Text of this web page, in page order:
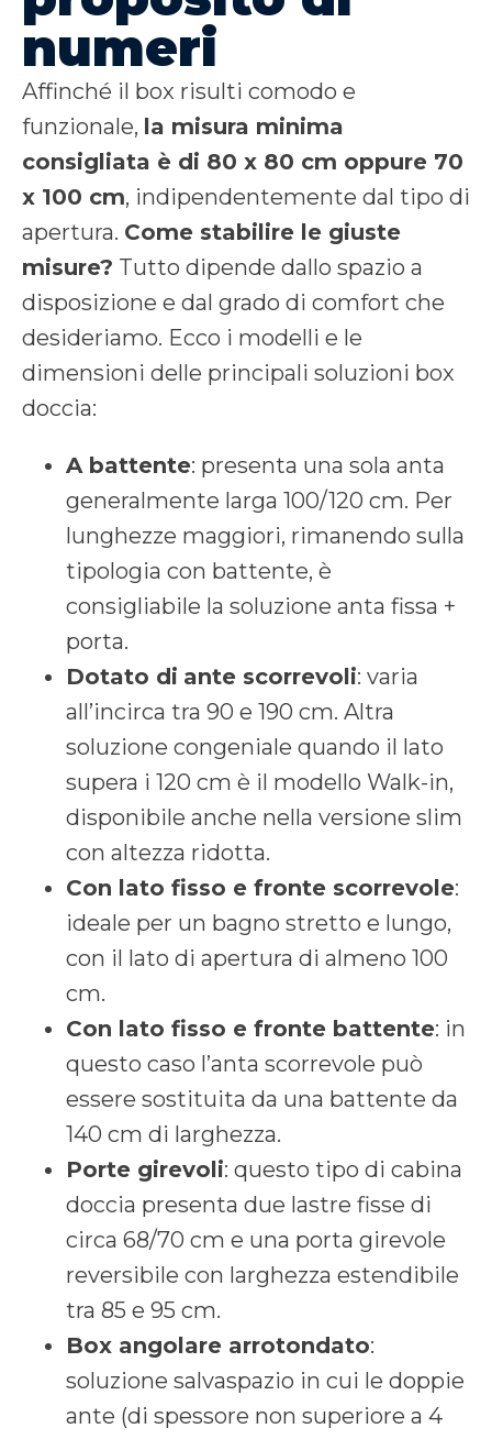
numeri
Affinché il box risulti comodo e
funzionale, la misura minima
consigliata è di 80 x 80 cm oppure 70
x 100 cm, indipendentemente dal tipo di
apertura. Come stabilire le giuste
misure? Tutto dipende dallo spazio a
disposizione e dal grado di comfort che
desideriamo. Ecco i modelli e le
dimensioni delle principali soluzioni box
doccia:
A battente: presenta una sola anta
generalmente larga 100/120 cm. Per
lunghezze maggiori, rimanendo sulla
tipologia con battente, è
consigliabile la soluzione anta fissa +
porta.
Dotato di ante scorrevoli: varia
all’incirca tra 90 e 190 cm. Altra
soluzione congeniale quando il lato
supera i 120 cm è il modello Walk-in,
disponibile anche nella versione slim
con altezza ridotta.
Con lato fisso e fronte scorrevole:
ideale per un bagno stretto e lungo,
con il lato di apertura di almeno 100
cm.
Con lato fisso e fronte battente: in
questo caso l’anta scorrevole può
essere sostituita da una battente da
140 cm di larghezza.
Porte girevoli: questo tipo di cabina
doccia presenta due lastre fisse di
circa 68/70 cm e una porta girevole
reversibile con larghezza estendibile
tra 85 e 95 cm.
Box angolare arrotondato:
soluzione salvaspazio in cui le doppie
ante (di spessore non superiore a 4